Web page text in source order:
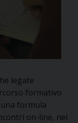
legate
formativo
una formula
on-line, nel